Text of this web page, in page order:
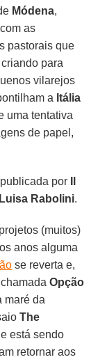
Módena,
as
pastorais que
para
vilarejos
a Itália
uma tentativa
de papel,
por
Luisa Rabolini.
(muitos)
anos alguma
se reverta e,
chamadaOpção
maré da
The
está sendo
retornar aos